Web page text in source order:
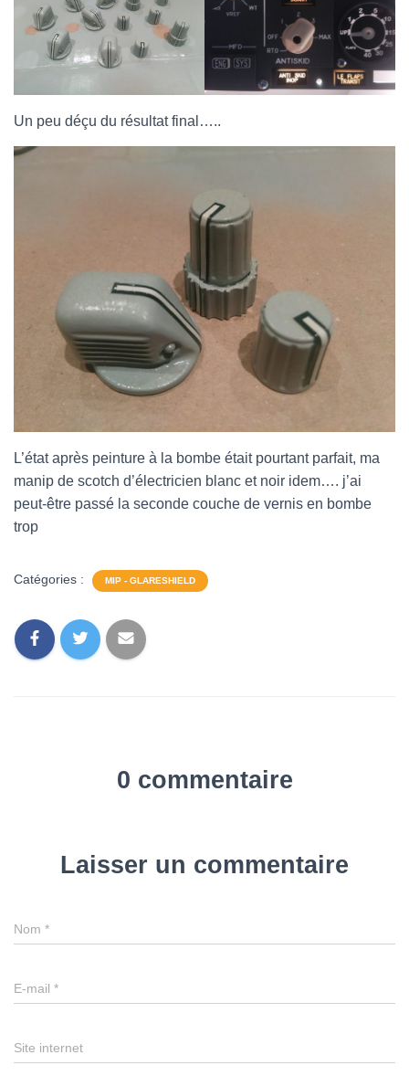
Un peu déçu du résultat final…..
L’état après peinture à la bombe était pourtant parfait, ma
manip de scotch d’électricien blanc et noir idem…. j’ai
peut-être passé la seconde couche de vernis en bombe
trop
Catégories : MIP - GLARESHIELD
0 commentaire
Laisser un commentaire
Nom *
E-mail *
Site internet